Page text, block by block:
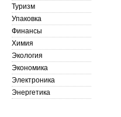
Туризм
Упаковка
Финансы
Химия
Экология
Экономика
Электроника
Энергетика